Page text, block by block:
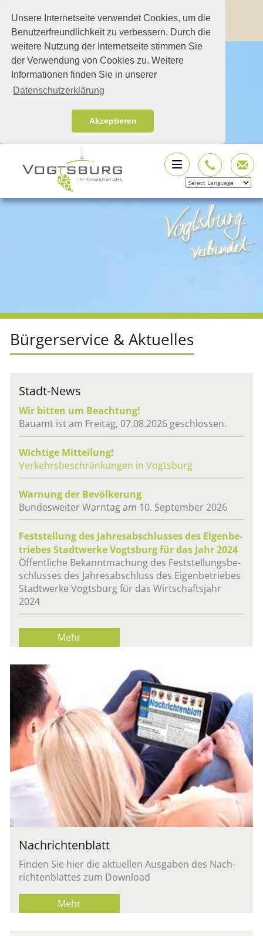
Unsere Internetseite verwendet Cookies, um die
Benutzerfreundlichkeit zu verbessern. Durch die
weitere Nutzung der Internetseite stimmen Sie
der Verwendung von Cookies zu. Weitere
Informationen finden Sie in unserer
Datenschutzerklärung
Akzeptieren
Bür­ger­ser­vice & Ak­tu­el­les
Stadt-News
Wir bit­ten um Be­ach­tung!
Bau­amt ist am Frei­tag, 07.08.2026 ge­schlos­sen.
Wich­ti­ge Mit­tei­lung!
Ver­kehrs­be­schrän­kun­gen in Vogts­burg
War­nung der Be­völ­ke­rung
Bun­des­wei­ter Warn­tag am 10. Sep­tem­ber 2026
Fest­stel­lung des Jah­res­ab­schlus­ses des Ei­gen­be­
trie­bes Stadt­wer­ke Vogts­burg für das Jahr 2024
Öf­fent­li­che Be­kannt­ma­chung des Fest­stel­lungs­be­
schlus­ses des Jah­res­ab­schluss des Ei­gen­be­trie­bes
Stadt­wer­ke Vogts­burg für das Wirt­schafts­jahr
2024
Mehr
Nach­rich­ten­blatt
Fin­den Sie hier die ak­tu­el­len Aus­ga­ben des Nach­
rich­ten­blat­tes zum Down­load
Mehr